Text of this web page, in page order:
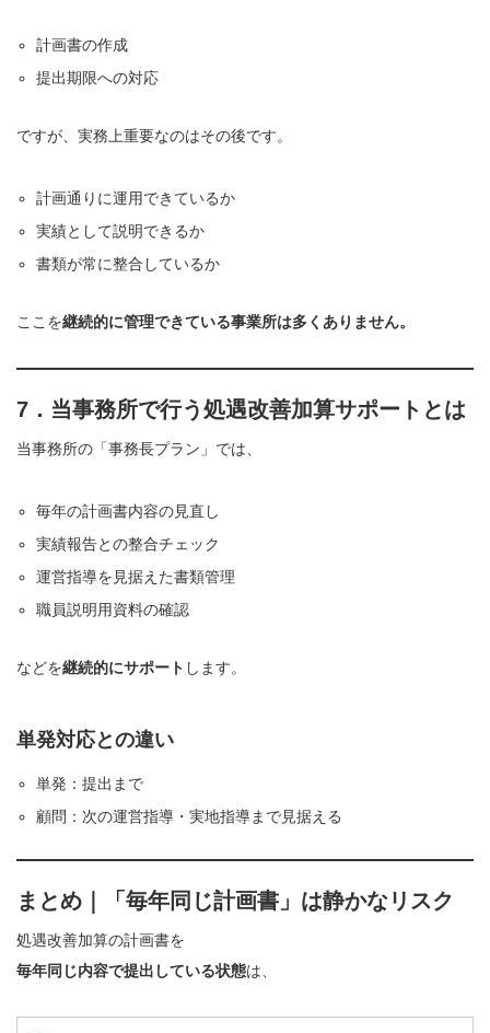
計画書の作成
提出期限への対応
ですが、実務上重要なのはその後です。
計画通りに運用できているか
実績として説明できるか
書類が常に整合しているか
ここを継続的に管理できている事業所は多くありません。
7．当事務所で行う処遇改善加算サポートとは
当事務所の「事務長プラン」では、
毎年の計画書内容の見直し
実績報告との整合チェック
運営指導を見据えた書類管理
職員説明用資料の確認
などを継続的にサポート します。
単発対応との違い
単発：提出まで
顧問：次の運営指導・実地指導まで見据える
まとめ｜「毎年同じ計画書」は静かなリスク
処遇改善加算の計画書を
毎年同じ内容で提出している状態は、